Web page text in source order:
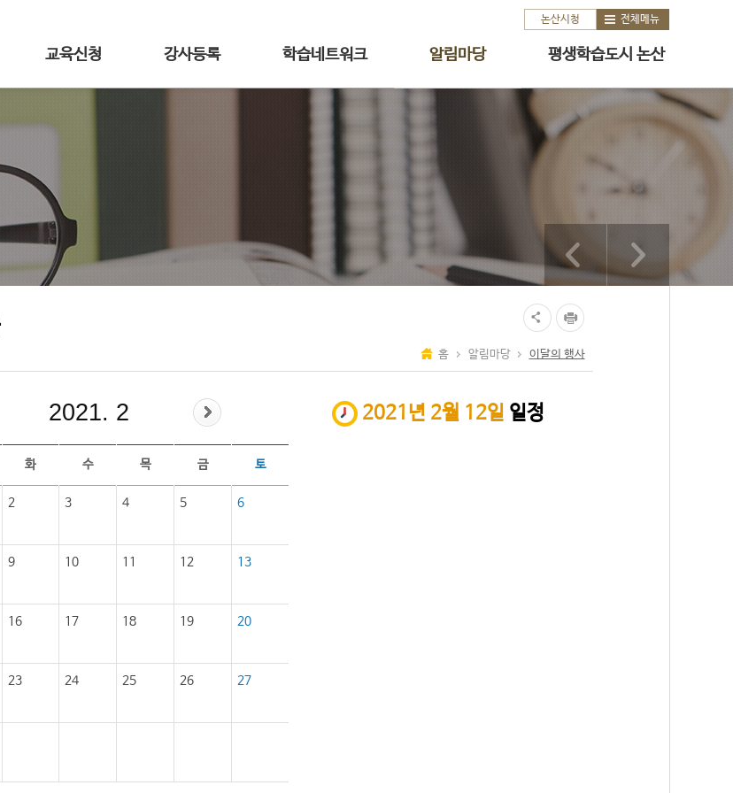
논산시청 전체메뉴
교육신청 강사등록 학습네트워크 알림마당 평생학습도시 논산
홈 알림마당 이달의 행사
2021. 2
화 수 목 금 토
2 3 4 5 6
9 10 11 12 13
16 17 18 19 20
23 24 25 26 27
2021년 2월 12일 일정